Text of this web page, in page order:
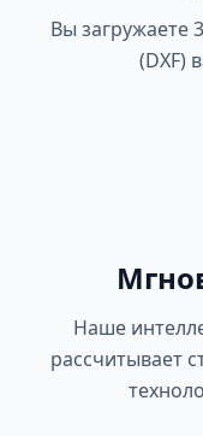
Вы загружаете
(DXF)
Наше
рассчитывает